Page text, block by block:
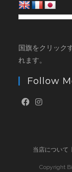
国旗をクリック
れます。
Follow
当店について
Copyright